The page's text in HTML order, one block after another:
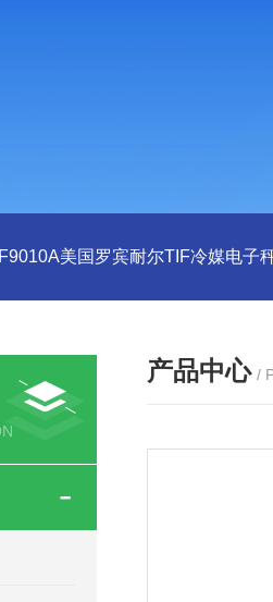
美国罗宾耐尔TIF冷媒电子
产品中心 /